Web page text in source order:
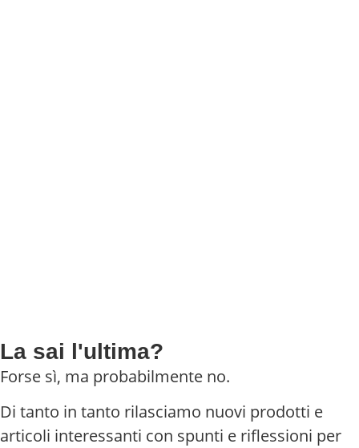
La sai l'ultima?
Forse sì, ma probabilmente no.
Di tanto in tanto rilasciamo nuovi prodotti e
articoli interessanti con spunti e riflessioni per